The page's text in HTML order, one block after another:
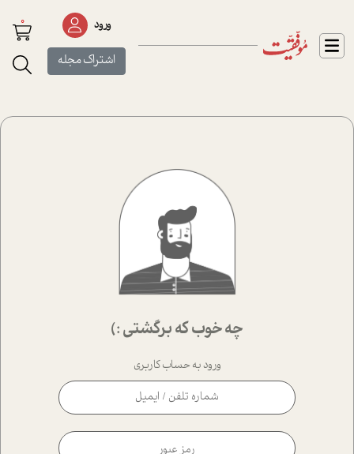
ورود
اشتراک مجله
0
چه خوب که برگشتی :)
ورود به حساب کاربری